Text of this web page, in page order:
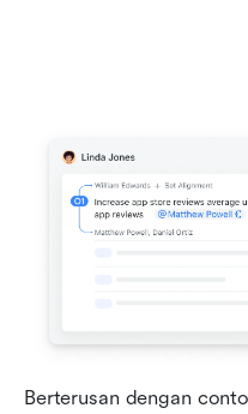
Berterusan dengan